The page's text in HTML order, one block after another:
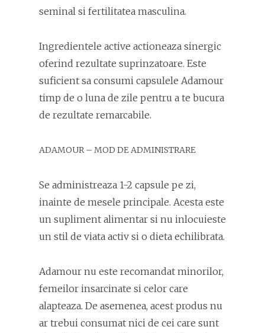
seminal si fertilitatea masculina.
Ingredientele active actioneaza sinergic
oferind rezultate suprinzatoare. Este
suficient sa consumi capsulele Adamour
timp de o luna de zile pentru a te bucura
de rezultate remarcabile.
ADAMOUR – MOD DE ADMINISTRARE
Se administreaza 1-2 capsule pe zi,
inainte de mesele principale. Acesta este
un supliment alimentar si nu inlocuieste
un stil de viata activ si o dieta echilibrata.
Adamour nu este recomandat minorilor,
femeilor insarcinate si celor care
alapteaza. De asemenea, acest produs nu
ar trebui consumat nici de cei care sunt